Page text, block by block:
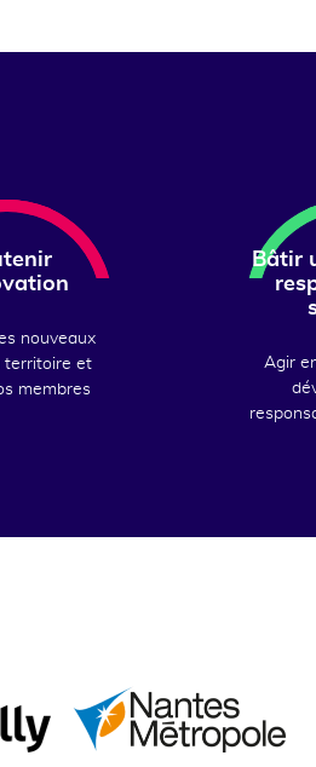
nouveaux
territoire et
membres
Bâtir
Agir